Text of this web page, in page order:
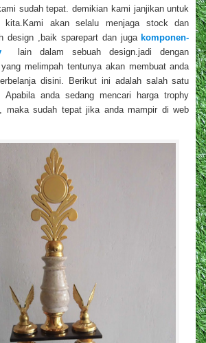
sudah tepat. demikian kami janjikan untuk
kita.Kami akan selalu menjaga stock dan
design ,baik sparepart dan juga komponen-
lain dalam sebuah design.jadi dengan
melimpah tentunya akan membuat anda
disini. Berikut ini adalah salah satu
Apabila anda sedang mencari harga trophy
maka sudah tepat jika anda mampir di web